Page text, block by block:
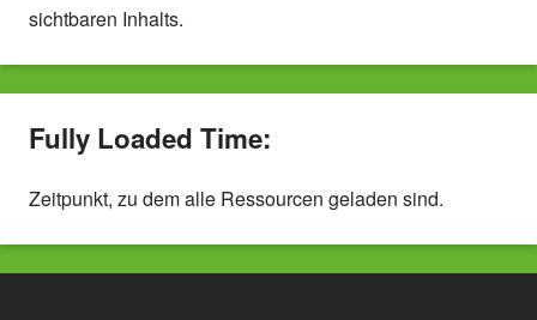
sichtbaren Inhalts.
Fully Loaded Time:
Zeitpunkt, zu dem alle Ressourcen geladen sind.